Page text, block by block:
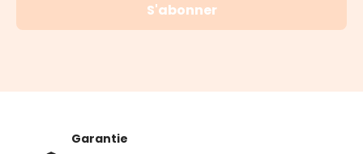
S'abonner
Garantie